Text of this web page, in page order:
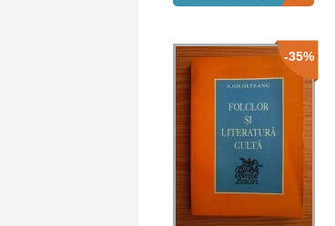
Mihai Eminescu - Literatura
-35%